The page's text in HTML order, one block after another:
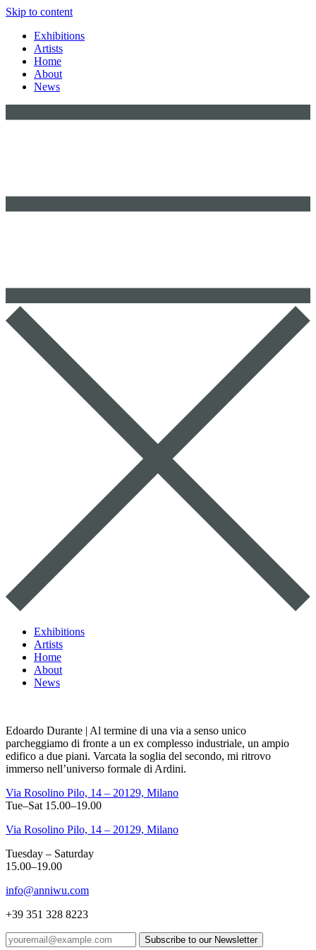
Skip to content
Exhibitions
Artists
Home
About
News
Exhibitions
Artists
Home
About
News
Edoardo Durante | Al termine di una via a senso unico
parcheggiamo di fronte a un ex complesso industriale, un ampio
edifico a due piani. Varcata la soglia del secondo, mi ritrovo
immerso nell’universo formale di Ardini.
Via Rosolino Pilo, 14 – 20129, Milano
Tue–Sat 15.00–19.00
Via Rosolino Pilo, 14 – 20129, Milano
Tuesday – Saturday
15.00–19.00
info@anniwu.com
+39 351 328 8223